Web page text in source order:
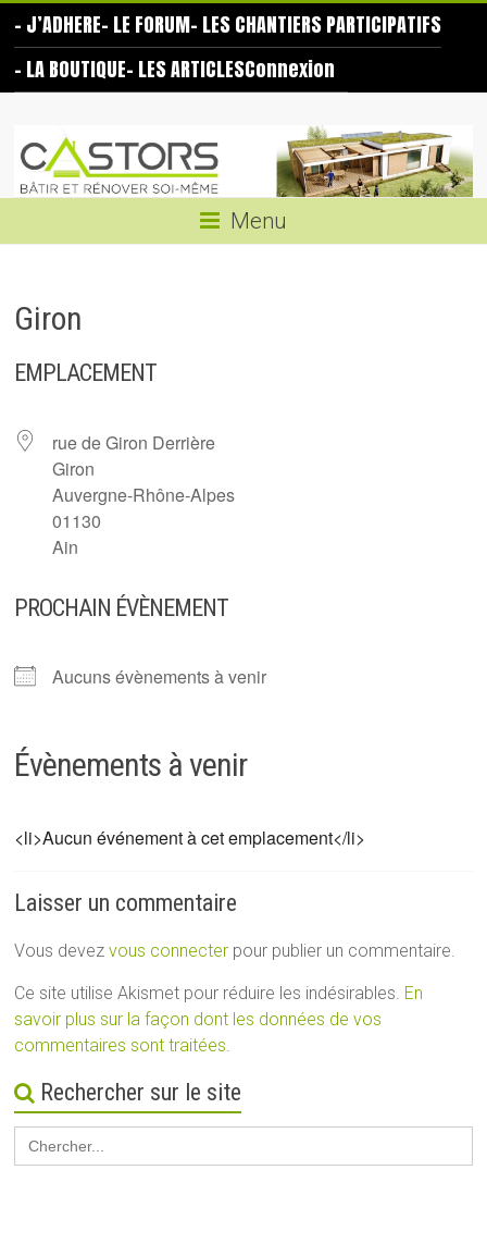
content
– J’ADHERE– LE FORUM– LES CHANTIERS PARTICIPATIFS
– LA BOUTIQUE– LES ARTICLESConnexion
Castors
même
Menu
Giron
EMPLACEMENT
rue de Giron Derrière
Giron
Auvergne-Rhône-Alpes
01130
Ain
PROCHAIN ÉVÈNEMENT
Aucuns évènements à venir
Évènements à venir
<li>Aucun événement à cet emplacement</li>
Laisser un commentaire
Vous devezvous connecter pour publier un commentaire.
Ce site utilise Akismet pour réduire les indésirables. En
savoir plus sur la façon dont les données de vos
commentaires sont traitées
Rechercher sur le site
Search
for: